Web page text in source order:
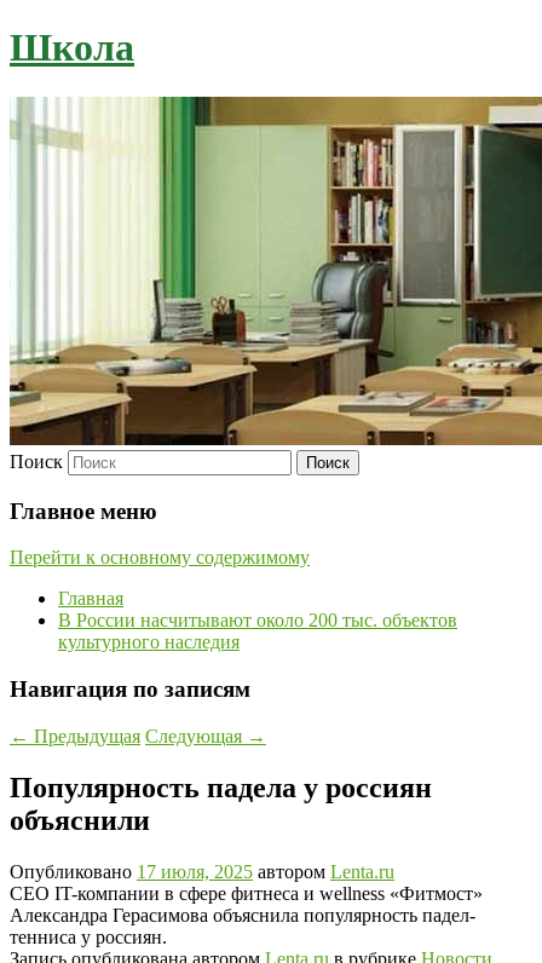
Школа
Поиск
Главное меню
Перейти к основному содержимому
Главная
В России насчитывают около 200 тыс. объектов
культурного наследия
Навигация по записям
← Предыдущая Следующая →
Популярность падела у россиян
объяснили
Опубликовано 17 июля, 2025 автором Lenta.ru
CEO IT-компании в сфере фитнеса и wellness «Фитмост»
Александра Герасимова объяснила популярность падел-
тенниса у россиян.
Запись опубликована автором Lenta.ru в рубрике Новости